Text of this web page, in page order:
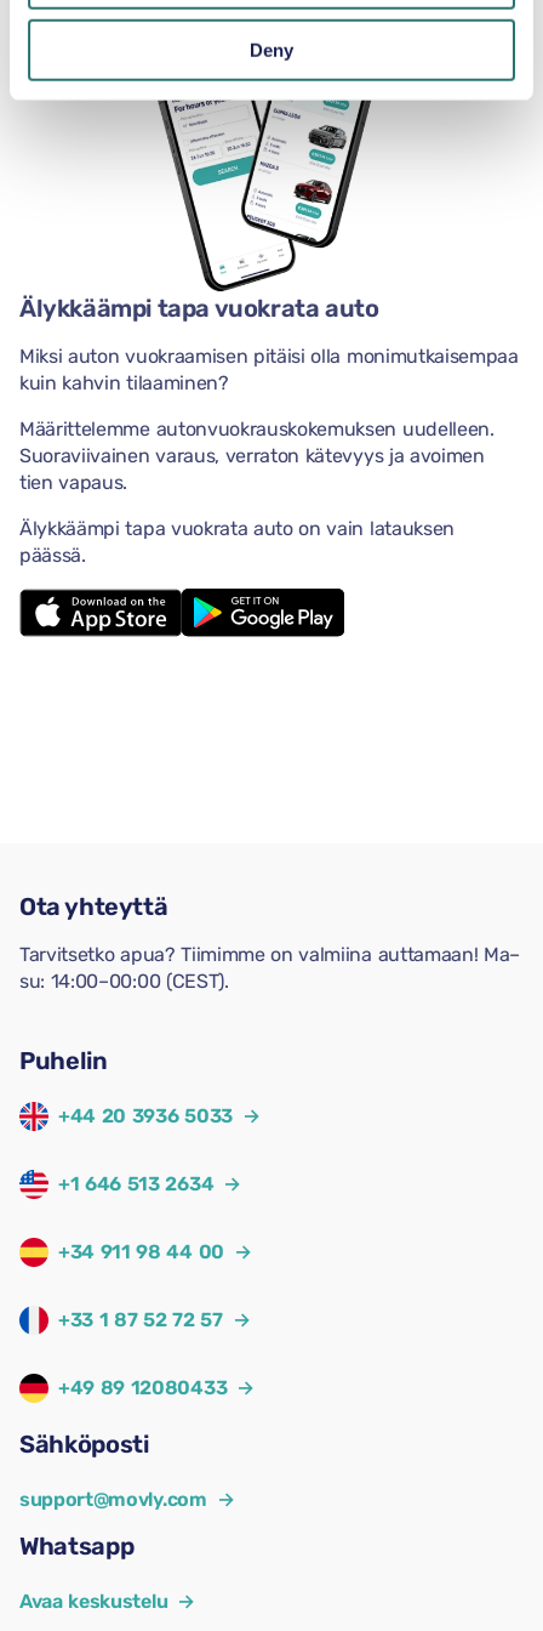
Deny
Älykkäämpi tapa vuokrata auto
Miksi auton vuokraamisen pitäisi olla monimutkaisempaa
kuin kahvin tilaaminen?
Määrittelemme autonvuokrauskokemuksen uudelleen.
Suoraviivainen varaus, verraton kätevyys ja avoimen
tien vapaus.
Älykkäämpi tapa vuokrata auto on vain latauksen
päässä.
Ota yhteyttä
Tarvitsetko apua? Tiimimme on valmiina auttamaan! Ma–
su: 14:00–00:00 (CEST).
Puhelin
+44 20 3936 5033 →
+1 646 513 2634 →
+34 911 98 44 00 →
+33 1 87 52 72 57 →
+49 89 12080433 →
Sähköposti
support@movly.com →
Whatsapp
Avaa keskustelu →